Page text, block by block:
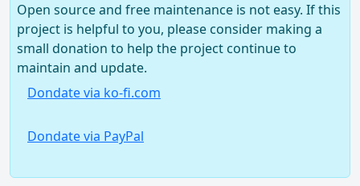
Open source and free maintenance is not easy. If this
project is helpful to you, please consider making a
small donation to help the project continue to
maintain and update.
Dondate via ko-fi.com
Dondate via PayPal